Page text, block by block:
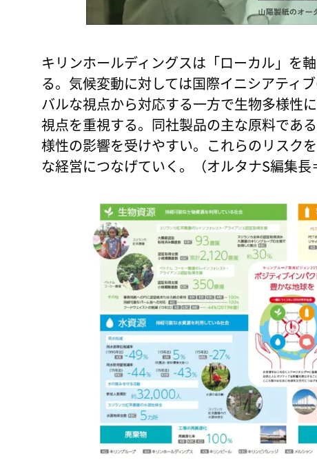
キリンホールディングスは「ローカル」を
る。気候変動に対しては国際イニシアティ
バルな視点から対応する一方で生物多様性
視点を重視する。同社製品の主な原料であ
様性の影響を受けやすい。これらのリスク
な経営につなげていく。（オルタナS編集長